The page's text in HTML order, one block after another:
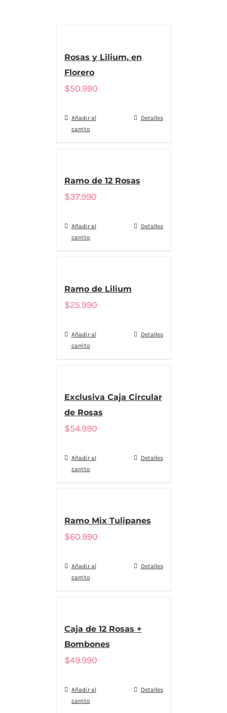
Rosas y Lilium, en
Florero
$50.990
Añadir al
carrito
Detalles
Ramo de 12 Rosas
$37.990
Añadir al
carrito
Detalles
Ramo de Lilium
$25.990
Añadir al
carrito
Detalles
Exclusiva Caja Circular
de Rosas
$54.990
Añadir al
carrito
Detalles
Ramo Mix Tulipanes
$60.990
Añadir al
carrito
Detalles
Caja de 12 Rosas +
Bombones
$49.990
Añadir al
carrito
Detalles